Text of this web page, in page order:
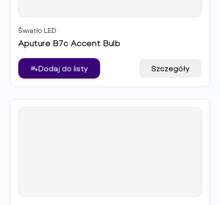
Światło LED
Aputure B7c Accent Bulb
Dodaj do listy Szczegóły